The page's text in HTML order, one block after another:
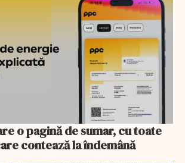
o pagină de sumar, cu toate
contează la îndemână